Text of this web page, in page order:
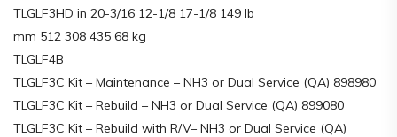
TLGLF3HD in 20-3/16 12-1/8 17-1/8 149 lb
mm 512 308 435 68 kg
TLGLF4B
TLGLF3C Kit – Maintenance – NH3 or Dual Service (QA) 898980
TLGLF3C Kit – Rebuild – NH3 or Dual Service (QA) 899080
TLGLF3C Kit – Rebuild with R/V– NH3 or Dual Service (QA)